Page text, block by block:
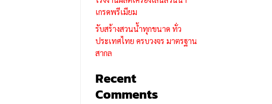
เกรดพรีเมียม
รับสร้างสวนน้ำทุกขนาด ทั่ว
ประเทศไทย ครบวงจร มาตรฐาน
สากล
Recent
Comments